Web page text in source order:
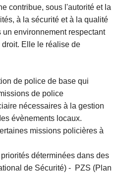
contribue, sous l'autorité et la
à la sécurité et à la qualité
environnement respectant
droit. Elle le réalise de
de police de base qui
de police
nécessaires à la gestion
évènements locaux.
missions policières à
déterminées dans des
de Sécurité) - PZS (Plan